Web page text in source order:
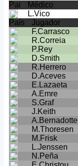
Pai Médico
L.Vico
País
Jugador
F.Carrasco
R.Correia
P.Rey
D.Smith
R.Herrero
D.Aceves
E.Lazaeta
A.Emre
S.Graf
J.Keith
A.Bernadotte
M.Thoresen
M.Frisk
L.Jenssen
N.Peña